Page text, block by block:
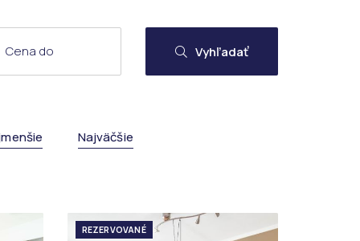
Vyhľadať
Najväčšie
REZERVOVANÉ